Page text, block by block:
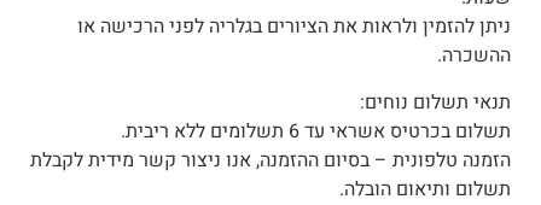
ניתן להזמין ולראות את הציורים בגלריה לפני הרכישה או
ההשכרה.
תנאי תשלום נוחים:
תשלום בכרטיס אשראי עד 6 תשלומים ללא ריבית.
הזמנה טלפונית – בסיום ההזמנה, אנו ניצור קשר מידית לקבלת
תשלום ותיאום הובלה.